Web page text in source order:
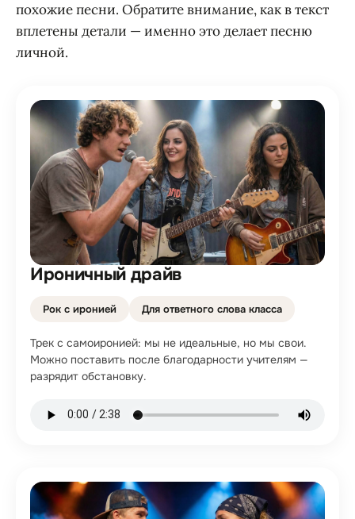
похожие песни. Обратите внимание, как в текст
вплетены детали — именно это делает песню
личной.
Ироничный драйв
Рок с иронией Для ответного слова класса
Трек с самоиронией: мы не идеальные, но мы свои.
Можно поставить после благодарности учителям —
разрядит обстановку.